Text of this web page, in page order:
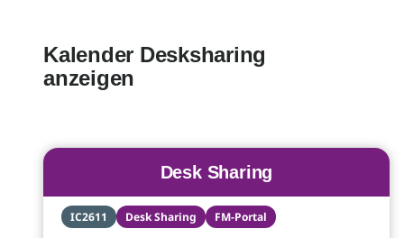
Kalender Desksharing
anzeigen
Desk Sharing
IC2611 Desk Sharing FM-Portal